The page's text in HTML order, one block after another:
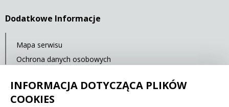
Dodatkowe Informacje
Mapa serwisu
Ochrona danych osobowych
Ostatnia aktualizacja: 14.07.2021 12:00
INFORMACJA DOTYCZĄCA PLIKÓW
COOKIES